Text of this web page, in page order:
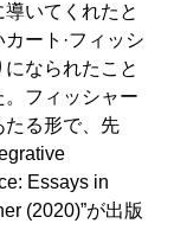
いてくれたと
ート·フィッシ
なられたこと
フィッシャー
たる形で、先
Essays in
(2020)”が出版